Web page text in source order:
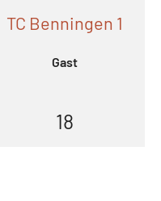
TC Benningen 1
Gast
18